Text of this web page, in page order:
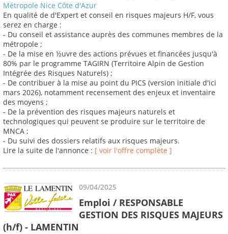
Métropole Nice Côte d'Azur
En qualité de d'Expert et conseil en risques majeurs H/F, vous
serez en charge :
- Du conseil et assistance auprès des communes membres de la
métropole ;
- De la mise en ½uvre des actions prévues et financées jusqu'à
80% par le programme TAGIRN (Territoire Alpin de Gestion
Intégrée des Risques Naturels) ;
- De contribuer à la mise au point du PICS (version initiale d'ici
mars 2026), notamment recensement des enjeux et inventaire
des moyens ;
- De la prévention des risques majeurs naturels et
technologiques qui peuvent se produire sur le territoire de
MNCA ;
- Du suivi des dossiers relatifs aux risques majeurs.
Lire la suite de l'annonce : [ voir l'offre complète ]
09/04/2025
Emploi / RESPONSABLE
GESTION DES RISQUES MAJEURS
(h/f) - LAMENTIN